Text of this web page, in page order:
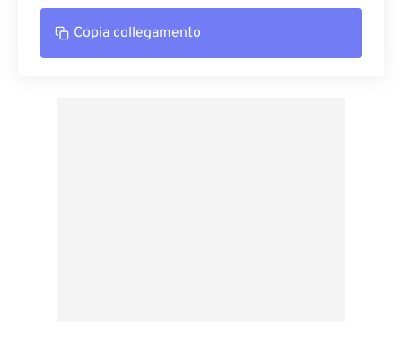
Copia collegamento